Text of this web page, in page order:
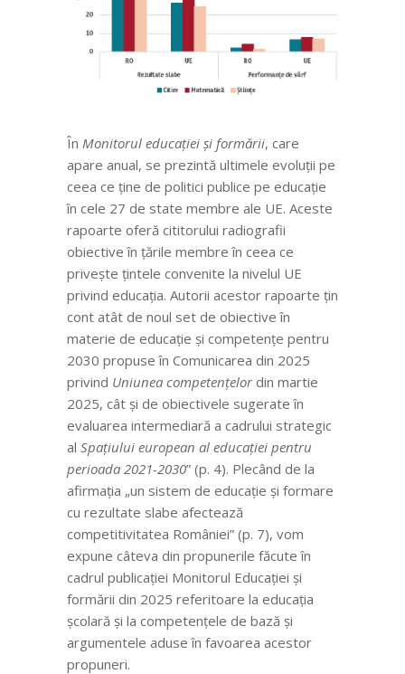
În Monitorul educației și formării, care
apare anual, se prezintă ultimele evoluții pe
ceea ce ține de politici publice pe educație
în cele 27 de state membre ale UE. Aceste
rapoarte oferă cititorului radiografii
obiective în țările membre în ceea ce
privește țintele convenite la nivelul UE
privind educația. Autorii acestor rapoarte țin
cont atât de noul set de obiective în
materie de educație și competențe pentru
2030 propuse în Comunicarea din 2025
privind Uniunea competențelordin martie
2025, cât și de obiectivele sugerate în
evaluarea intermediară a cadrului strategic
al Spațiului european al educației pentru
perioada 2021-2030” (p. 4). Plecând de la
afirmația „un sistem de educație și formare
cu rezultate slabe afectează
competitivitatea României” (p. 7), vom
expune câteva din propunerile făcute în
cadrul publicației Monitorul Educației și
formării din 2025 referitoare la educația
școlară și la competențele de bază și
argumentele aduse în favoarea acestor
propuneri.